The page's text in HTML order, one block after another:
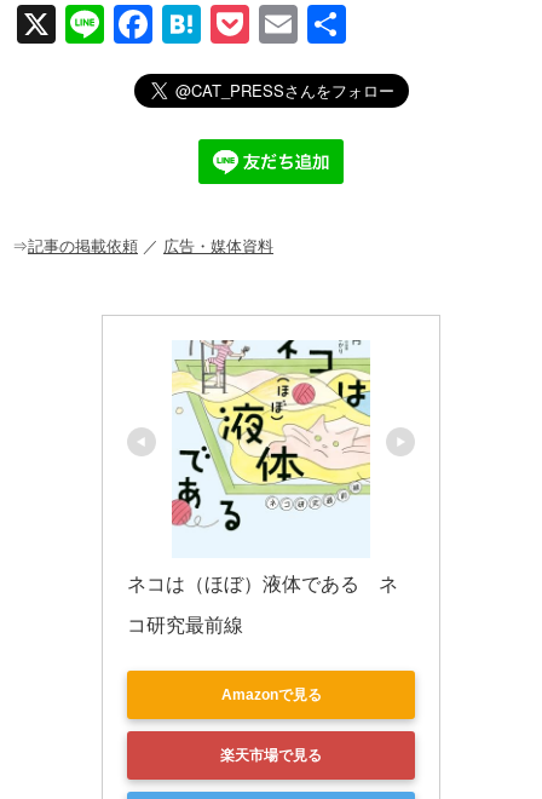
X
Li
F
a
c
o
H
at
e
n
a
P
o
ck
et
E
m
ail
有
⇒記事の掲載依頼 ／ 広告・媒体資料
ネコは（ほぼ）液体である　ネ
コ研究最前線
Amazonで見る
楽天市場で見る